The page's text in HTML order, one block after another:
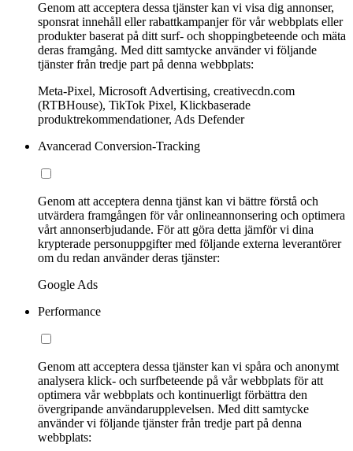
Genom att acceptera dessa tjänster kan vi visa dig annonser,
sponsrat innehåll eller rabattkampanjer för vår webbplats eller
produkter baserat på ditt surf- och shoppingbeteende och mäta
deras framgång. Med ditt samtycke använder vi följande
tjänster från tredje part på denna webbplats:
Meta-Pixel, Microsoft Advertising, creativecdn.com
(RTBHouse), TikTok Pixel, Klickbaserade
produktrekommendationer, Ads Defender
Avancerad Conversion-Tracking
Genom att acceptera denna tjänst kan vi bättre förstå och
utvärdera framgången för vår onlineannonsering och optimera
vårt annonserbjudande. För att göra detta jämför vi dina
krypterade personuppgifter med följande externa leverantörer
om du redan använder deras tjänster:
Google Ads
Performance
Genom att acceptera dessa tjänster kan vi spåra och anonymt
analysera klick- och surfbeteende på vår webbplats för att
optimera vår webbplats och kontinuerligt förbättra den
övergripande användarupplevelsen. Med ditt samtycke
använder vi följande tjänster från tredje part på denna
webbplats: